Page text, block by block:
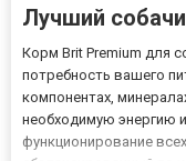
Лучший
Корм Brit Premium для
потребность вашего
компонентах,
необходимую энергию
функционирование